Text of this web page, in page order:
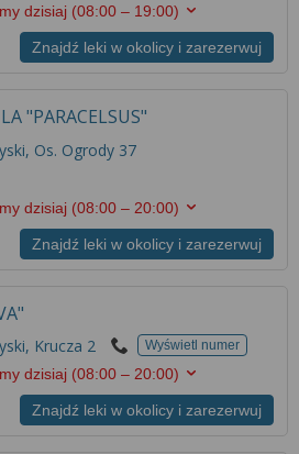
dzisiaj (08:00 – 19:00)
Znajdź leki w okolicy i zarezerwuj
"PARACELSUS"
Os. Ogrody 37
dzisiaj (08:00 – 20:00)
Znajdź leki w okolicy i zarezerwuj
Krucza 2 Wyświetl numer
dzisiaj (08:00 – 20:00)
Znajdź leki w okolicy i zarezerwuj